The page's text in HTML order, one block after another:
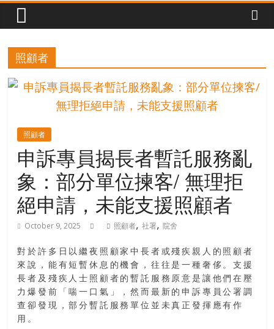
命
的
寶
藏
金
銀
島
共
享
共
創
人
生
下
半
照顧者
照顧者
申訴專員揭長者暫託服務亂
象：部分單位揀客/ 無理拒
絕申請，未能支援照顧者
October 9, 2025 照顧者,社署,院舍
對於許多日以繼夜照顧家中長者或殘疾親人的照顧者
來說，能有短暫休息的機會，往往是一種奢侈。支援
長者及殘疾人士照顧者的暫託服務原意是讓他們在壓
力爆發前「喘一口氣」，然而最新的申訴專員公署調
查卻發現，部分暫託服務單位並未真正發揮應有作
用。